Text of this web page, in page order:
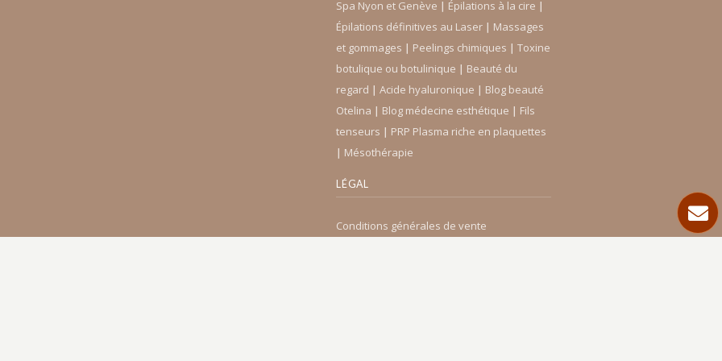
Spa Nyon et Genève ∣ Épilations à la cire ∣
Épilations définitives au Laser ∣ Massages
et gommages ∣ Peelings chimiques ∣Toxine
botulique ou botulinique ∣ Beauté du
regard ∣Acide hyaluronique ∣ Blog beauté
Otelina ∣ Blog médecine esthétique ∣ Fils
tenseurs ∣ PRP Plasma riche en plaquettes
∣ Mésothérapie
LÉGAL
Conditions générales de vente